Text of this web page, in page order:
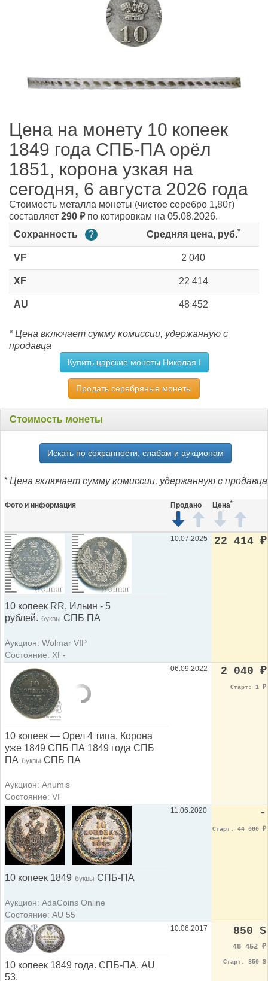
Цена на монету 10 копеек
1849 года СПБ-ПА орёл
1851, корона узкая на
сегодня, 6 августа 2026 года
Стоимость металла монеты (чистое серебро 1,80г)
составляет 290 ₽по котировкам на 05.08.2026.
Сохранность
? Средняя цена, руб.*
VF 2 040
XF 22 414
AU 48 452
* Цена включает сумму комиссии, удержанную с
продавца
Купить царские монеты Николая I
Продать серебряные монеты
Стоимость монеты
Искать по сохранности, слабам и аукционам
* Цена включает сумму комиссии, удержанную с продавца
Фото и информация Продано Цена*
10 копеек RR, Ильин - 5
рублей. буквы СПБ ПА
Аукцион: Wolmar VIP
Состояние: XF-
10.07.2025 22 414 ₽
10 копеек — Орел 4 типа. Корона
уже 1849 СПБ ПА 1849 года СПБ
ПА буквы СПБ ПА
Аукцион: Anumis
Состояние: VF
06.09.2022 2 040 ₽
Старт: 1 ₽
10 копеек 1849 буквы СПБ-ПА
Аукцион: AdaCoins Online
Состояние: AU 55
11.06.2020 -
Старт: 44 000 ₽
10 копеек 1849 года. СПБ-ПА. AU
53.
10.06.2017 850 $
48 452 ₽
Старт: 850 $